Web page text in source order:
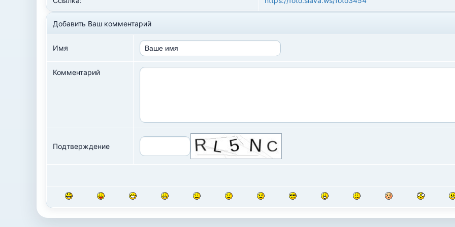
Добавить Ваш комментарий
Имя
Комментарий
Подтверждение